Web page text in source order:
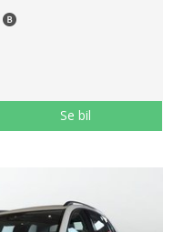
Se bil